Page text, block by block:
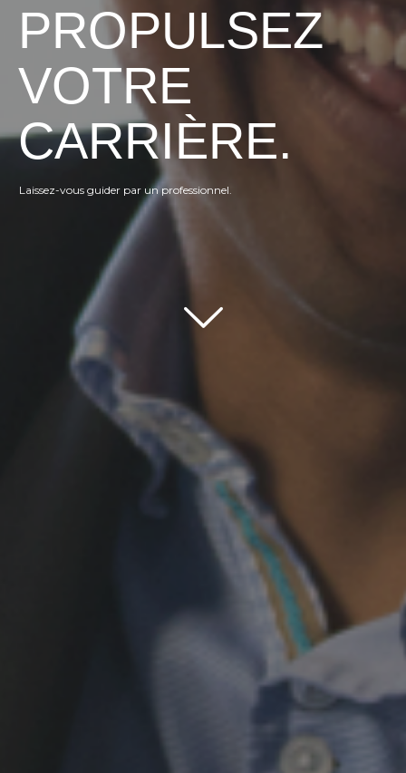
PROPULSEZ
VOTRE
CARRIÈRE.
Laissez-vous guider par un professionnel.